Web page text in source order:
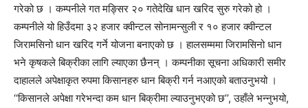
गरेको छ । कम्पनीले गत मङ्सिर २० गतेदेखि धान खरिद सुरु गरेको हो ।
कम्पनीले यो हिउँदमा ३२ हजार क्वीन्टल सोनामन्सुली र १० हजार क्वीन्टल
जिरामसिनो धान खरिद गर्ने योजना बनाएको छ । हालसम्ममा जिरामसिनो धान
भने कृषकले बिक्रीका लागि ल्याएका छैनन् । कम्पनीका सूचना अधिकारी समीर
दाहालले अपेक्षाकृत रुपमा किसानहरु धान बिक्री गर्न नआएको बताउनुभयो ।
‘‘किसानले अपेक्षा गरेभन्दा कम धान बिक्रीमा ल्याउनुभएको छ’’, उहाँले भन्नुभयो,